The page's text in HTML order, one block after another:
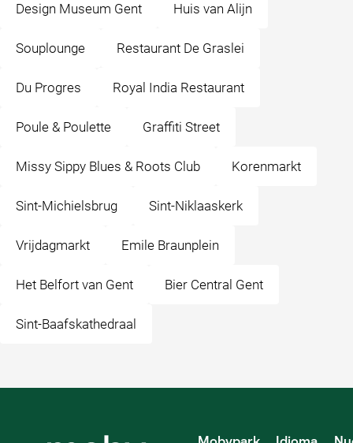
Design Museum Gent Huis van Alijn
Souplounge Restaurant De Graslei
Du Progres Royal India Restaurant
Poule & Poulette Graffiti Street
Missy Sippy Blues & Roots Club Korenmarkt
Sint-Michielsbrug Sint-Niklaaskerk
Vrijdagmarkt Emile Braunplein
Het Belfort van Gent Bier Central Gent
Sint-Baafskathedraal